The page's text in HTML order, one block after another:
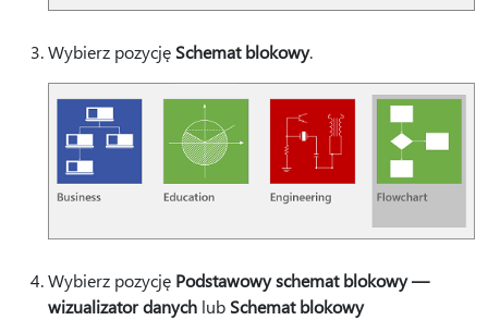
Wybierz pozycję Schemat blokowy.
Wybierz pozycję Podstawowy schemat blokowy —
wizualizator danych lub Schemat blokowy